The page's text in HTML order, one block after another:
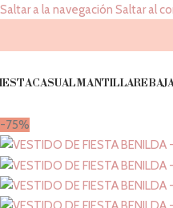
Saltar a la navegación Saltar al
CASUALMANTILLA
-75%